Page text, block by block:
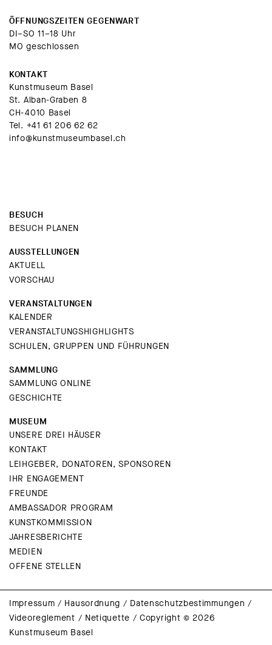
ÖFFNUNGSZEITEN GEGENWART
DI–SO 11–18 Uhr
MO geschlossen
KONTAKT
Kunstmuseum Basel
St. Alban-Graben 8
CH-4010 Basel
Tel. +41 61 206 62 62
info@kunstmuseumbasel.ch
BESUCH
BESUCH PLANEN
AUSSTELLUNGEN
AKTUELL
VORSCHAU
VERANSTALTUNGEN
KALENDER
VERANSTALTUNGSHIGHLIGHTS
SCHULEN, GRUPPEN UND FÜHRUNGEN
SAMMLUNG
SAMMLUNG ONLINE
GESCHICHTE
MUSEUM
UNSERE DREI HÄUSER
KONTAKT
LEIHGEBER, DONATOREN, SPONSOREN
IHR ENGAGEMENT
FREUNDE
AMBASSADOR PROGRAM
KUNSTKOMMISSION
JAHRESBERICHTE
MEDIEN
OFFENE STELLEN
Impressum / Hausordnung / Datenschutzbestimmungen /
Videoreglement / Netiquette /Copyright © 2026
Kunstmuseum Basel